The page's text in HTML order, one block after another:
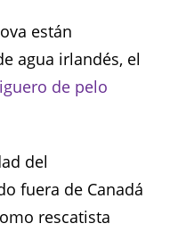
están
agua irlandés, el
de pelo
del
fuera de Canadá
rescatista